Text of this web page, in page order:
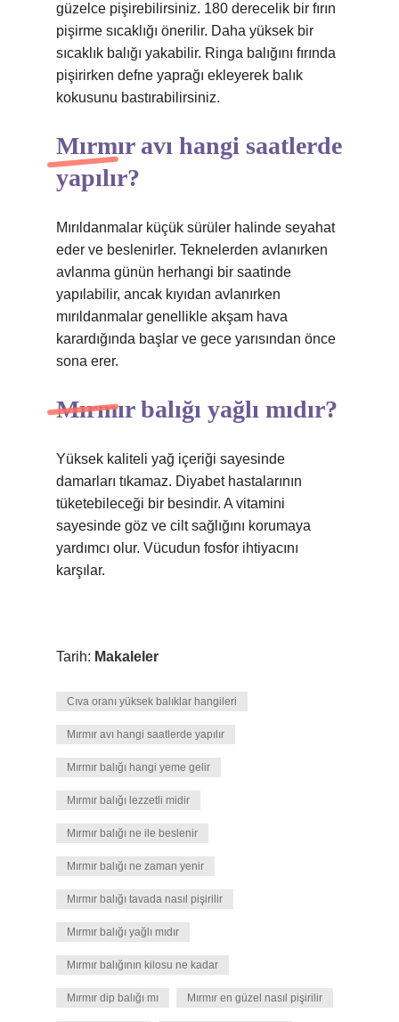
güzelce pişirebilirsiniz. 180 derecelik bir fırın
pişirme sıcaklığı önerilir. Daha yüksek bir
sıcaklık balığı yakabilir. Ringa balığını fırında
pişirirken defne yaprağı ekleyerek balık
kokusunu bastırabilirsiniz.
Mırmır avı hangi saatlerde
yapılır?
Mırıldanmalar küçük sürüler halinde seyahat
eder ve beslenirler. Teknelerden avlanırken
avlanma günün herhangi bir saatinde
yapılabilir, ancak kıyıdan avlanırken
mırıldanmalar genellikle akşam hava
karardığında başlar ve gece yarısından önce
sona erer.
Mırmır balığı yağlı mıdır?
Yüksek kaliteli yağ içeriği sayesinde
damarları tıkamaz. Diyabet hastalarının
tüketebileceği bir besindir. A vitamini
sayesinde göz ve cilt sağlığını korumaya
yardımcı olur. Vücudun fosfor ihtiyacını
karşılar.
Tarih: Makaleler
Cıva oranı yüksek balıklar hangileri
Mırmır avı hangi saatlerde yapılır
Mırmır balığı hangi yeme gelir
Mırmır balığı lezzetli midir
Mırmır balığı ne ile beslenir
Mırmır balığı ne zaman yenir
Mırmır balığı tavada nasıl pişirilir
Mırmır balığı yağlı mıdır
Mırmır balığının kilosu ne kadar
Mırmır dip balığı mı Mırmır en güzel nasıl pişirilir